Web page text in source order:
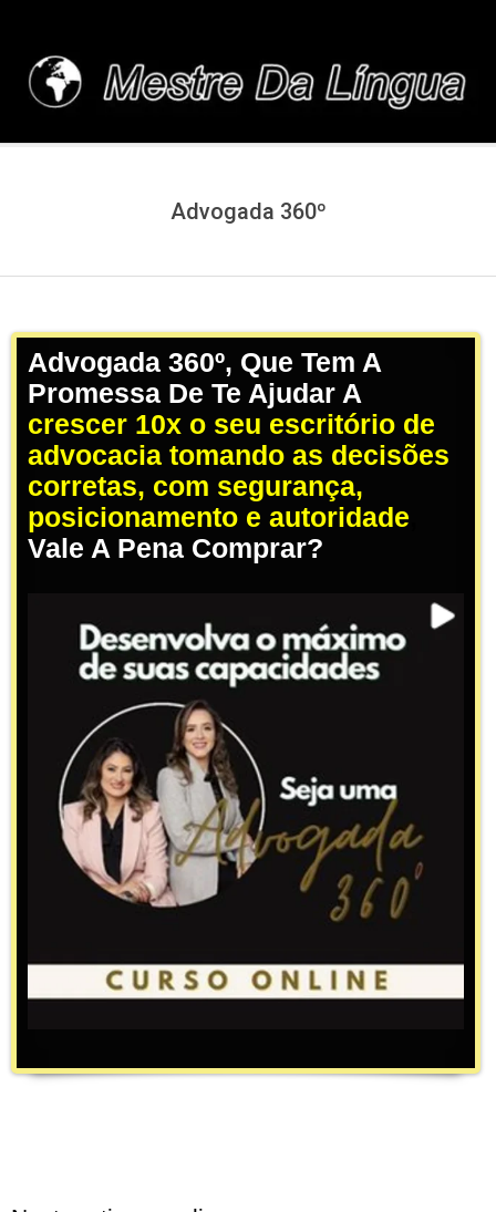
content
Advogada 360º
Advogada 360º, Que Tem A
Promessa De Te Ajudar A
crescer 10x o seu escritório de
advocacia tomando as decisões
corretas, com segurança,
posicionamento e autoridade
Vale A Pena Comprar?